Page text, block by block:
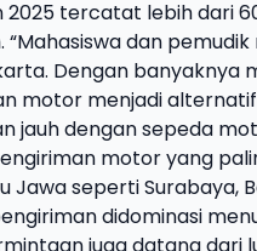
tercatat lebih dari
dan
Dengan banyaknya
motor menjadi
dengan sepeda
motor yang
seperti Surabaya,
didominasi